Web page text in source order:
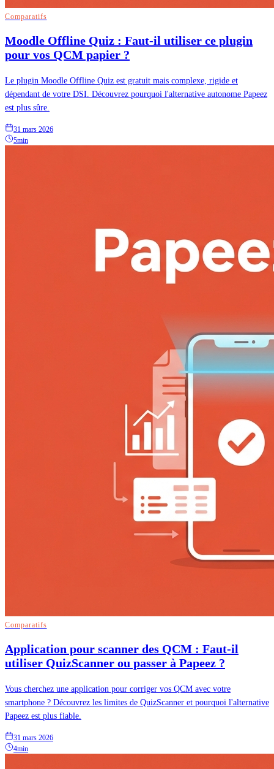
Comparatifs
Moodle Offline Quiz : Faut-il utiliser ce plugin
pour vos QCM papier ?
Le plugin Moodle Offline Quiz est gratuit mais complexe, rigide et
dépendant de votre DSI. Découvrez pourquoi l'alternative autonome Papeez
est plus sûre.
31 mars 2026
5min
Comparatifs
Application pour scanner des QCM : Faut-il
utiliser QuizScanner ou passer à Papeez ?
Vous cherchez une application pour corriger vos QCM avec votre
smartphone ? Découvrez les limites de QuizScanner et pourquoi l'alternative
Papeez est plus fiable.
31 mars 2026
4min